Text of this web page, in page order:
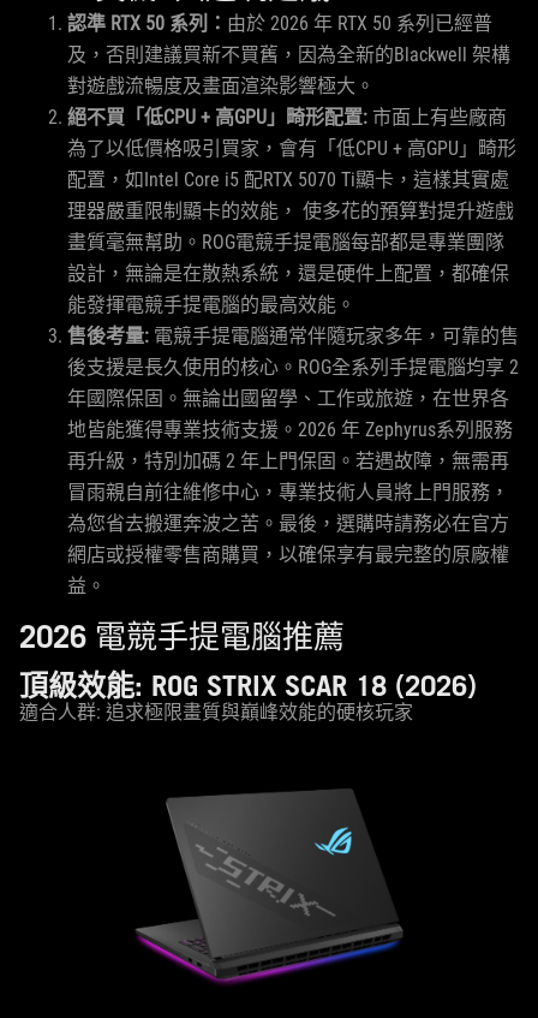
認準 RTX 50 系列： 由於 2026 年 RTX 50 系列已經普
及，否則建議買新不買舊，因為全新的Blackwell 架構
對遊戲流暢度及畫面渲染影響極大。
絕不買「低CPU + 高GPU」畸形配置: 市面上有些廠商
為了以低價格吸引買家，會有「低CPU + 高GPU」畸形
配置，如Intel Core i5 配RTX 5070 Ti顯卡，這樣其實處
理器嚴重限制顯卡的效能， 使多花的預算對提升遊戲
畫質毫無幫助。ROG電競手提電腦每部都是專業團隊
設計，無論是在散熱系統，還是硬件上配置，都確保
能發揮電競手提電腦的最高效能。
售後考量: 電競手提電腦通常伴隨玩家多年，可靠的售
後支援是長久使用的核心。ROG全系列手提電腦均享 2
年國際保固。無論出國留學、工作或旅遊，在世界各
地皆能獲得專業技術支援。2026 年 Zephyrus系列服務
再升級，特別加碼 2 年上門保固。若遇故障，無需再
冒雨親自前往維修中心，專業技術人員將上門服務，
為您省去搬運奔波之苦。最後，選購時請務必在官方
網店或授權零售商購買，以確保享有最完整的原廠權
益。
2026 電競手提電腦推薦
頂級效能: ROG STRIX SCAR 18 (2026)
適合人群: 追求極限畫質與巔峰效能的硬核玩家